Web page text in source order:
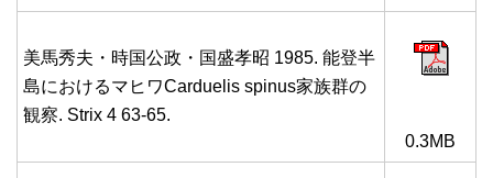
美馬秀夫・時国公政・国盛孝昭 1985. 能登半
島におけるマヒワCarduelis spinus家族群の
観察. Strix 4 63-65.
0.3MB